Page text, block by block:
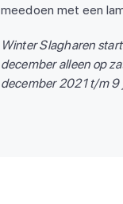
meedoen met een
Winter Slagharen
december alleen op
december 2021 t/m 9